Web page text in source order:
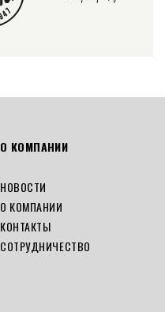
О КОМПАНИИ
НОВОСТИ
О КОМПАНИИ
КОНТАКТЫ
СОТРУДНИЧЕСТВО